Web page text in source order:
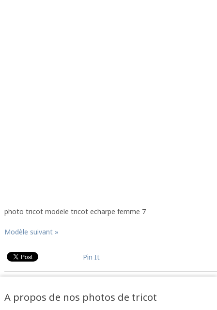
photo tricot modele tricot echarpe femme 7
Modèle suivant »
Pin It
A propos de nos photos de tricot